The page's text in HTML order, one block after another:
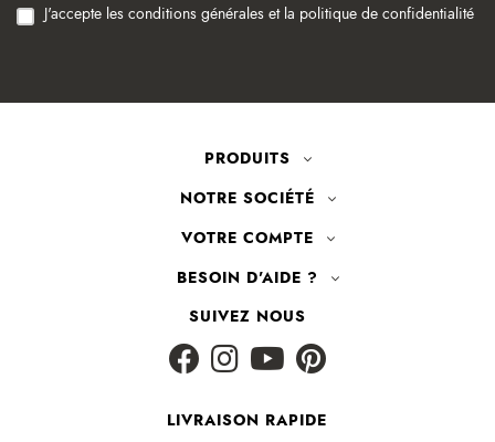
J'accepte les conditions générales et la politique de confidentialité
PRODUITS
NOTRE SOCIÉTÉ
VOTRE COMPTE
BESOIN D'AIDE ?
SUIVEZ NOUS
LIVRAISON RAPIDE